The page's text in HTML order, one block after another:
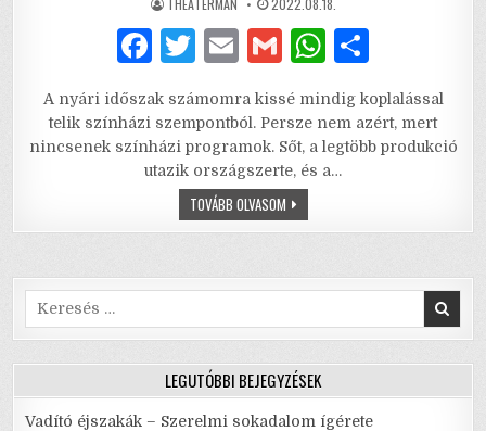
DATE:
F
c
e
b
k
T
it
te
r
E
ai
l
G
ai
l
W
at
s
A
ar
e
A nyári időszak számomra kissé mindig koplalással
telik színházi szempontból. Persze nem azért, mert
nincsenek színházi programok. Sőt, a legtöbb produkció
utazik országszerte, és a…
TOVÁBB OLVASOMJAJ,
NAGYI!
–
OTT
VAN
Search
for:
LEGUTÓBBI BEJEGYZÉSEK
Vadító éjszakák – Szerelmi sokadalom ígérete